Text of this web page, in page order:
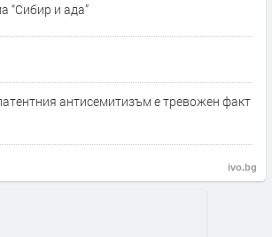
“Сибир и ада”
антисемитизъм е тревожен факт
ivo.bg